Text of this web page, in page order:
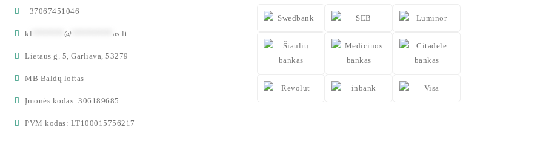
+37067451046
kl @ as.lt
Lietaus g. 5, Garliava, 53279
MB Baldų loftas
Įmonės kodas: 306189685
PVM kodas: LT100015756217